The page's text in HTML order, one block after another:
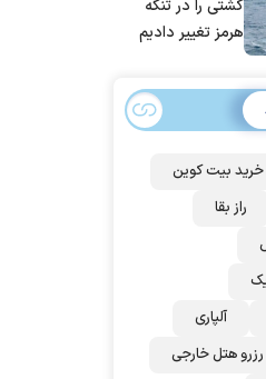
کشتی را در تنگه
هرمز تغییر دادیم
خرید بیت کوین
راز بقا
آلپاری
رزرو هتل خارجی